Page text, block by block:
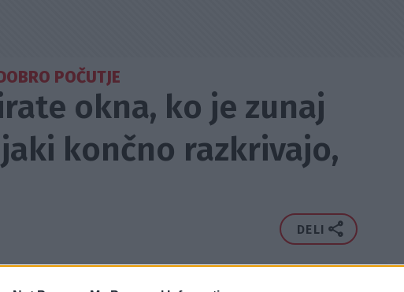
POČUTJE
okna, ko je zunaj
končno razkrivajo,
DELI